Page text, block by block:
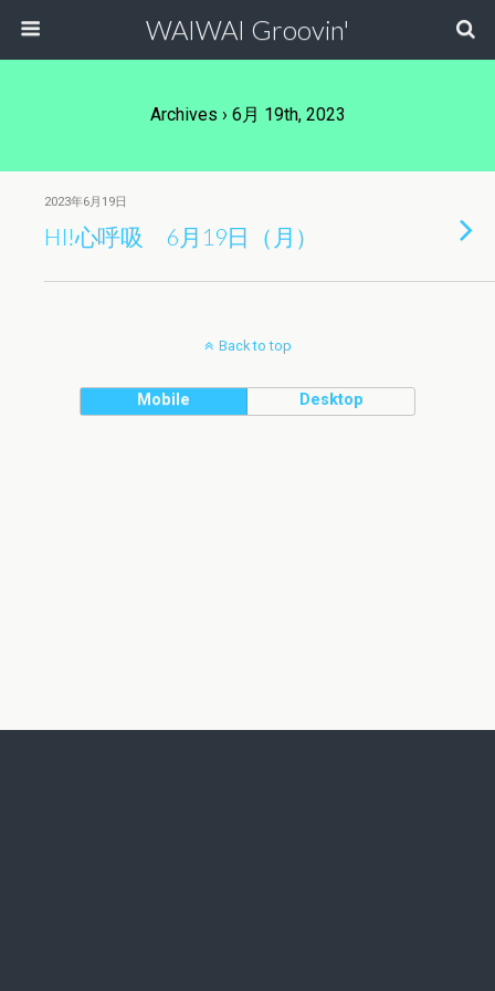
WAIWAI Groovin'
Archives › 6月 19th, 2023
2023年6月19日
HI!心呼吸 6月19日（月）
Back to top
Mobile Desktop